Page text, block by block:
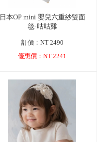
日本OP mini 嬰兒六重紗雙面
毯-咕咕雞
訂價：NT 2490
優惠價：NT 2241